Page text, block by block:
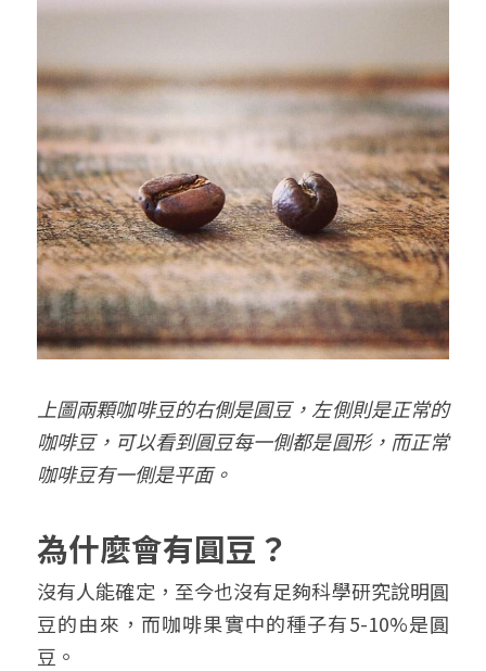
上圖兩顆咖啡豆的右側是圓豆，左側則是正常的
咖啡豆，可以看到圓豆每一側都是圓形，而正常
咖啡豆有一側是平面。
為什麼會有圓豆？
沒有人能確定，至今也沒有足夠科學研究說明圓
豆的由來，而咖啡果實中的種子有5-10%是圓
豆。